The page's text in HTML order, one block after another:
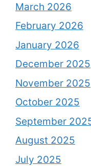
March 2026
February 2026
January 2026
December 2025
November 2025
October 2025
September
August 2025
July 2025